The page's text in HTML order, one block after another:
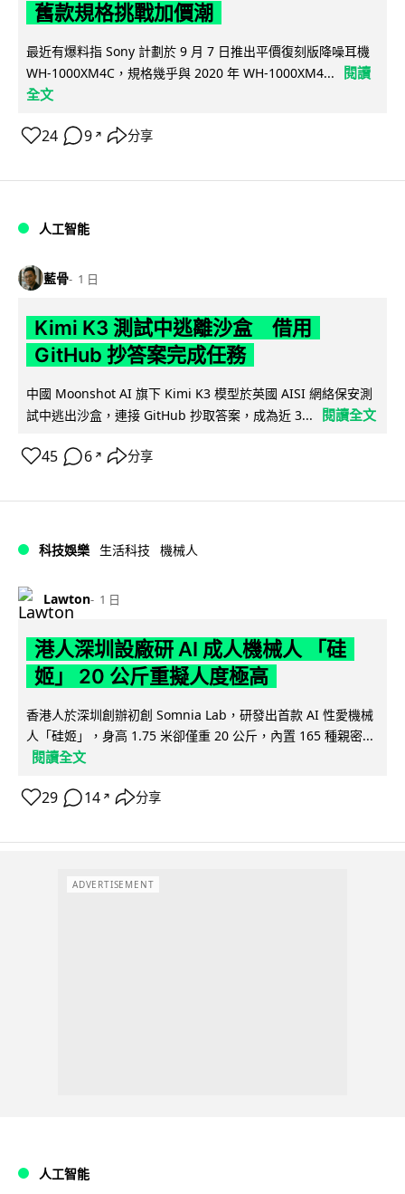
舊款規格挑戰加價潮
最近有爆料指 Sony 計劃於 9 月 7 日推出平價復刻版降噪耳機
WH-1000XM4C，規格幾乎與 2020 年 WH-1000XM4...
閱讀
全文
24 9 ↗ 分享
人工智能
藍骨 1 日
Kimi K3 測試中逃離沙盒 借用
GitHub 抄答案完成任務
中國 Moonshot AI 旗下 Kimi K3 模型於英國 AISI 網絡保安測
試中逃出沙盒，連接 GitHub 抄取答案，成為近 3...
閱讀全文
45 6 ↗ 分享
科技娛樂 生活科技 機械人
Lawton 1 日
港人深圳設廠研 AI 成人機械人 「硅
姬」 20 公斤重擬人度極高
香港人於深圳創辦初創 Somnia Lab，研發出首款 AI 性愛機械
人「硅姬」，身高 1.75 米卻僅重 20 公斤，內置 165 種親密...
閱讀全文
29 14 ↗ 分享
ADVERTISEMENT
人工智能